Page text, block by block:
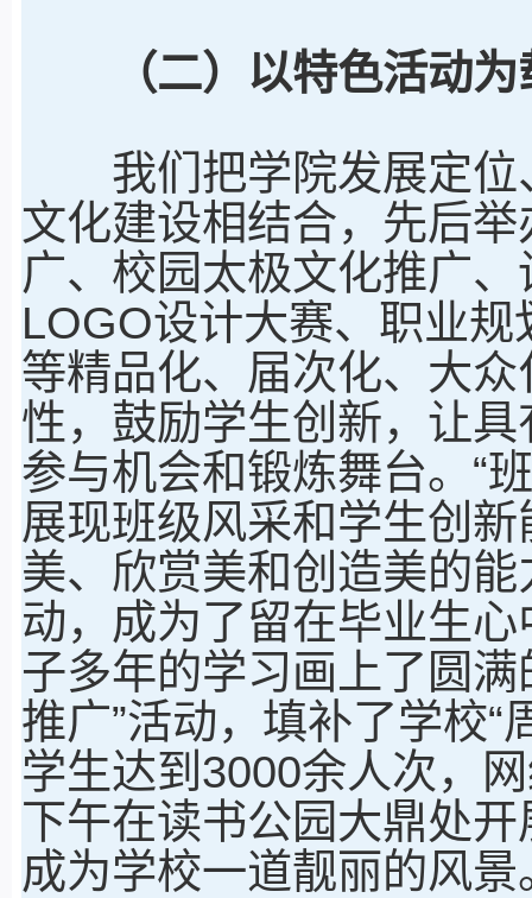
（二）以特色活动为
我们把学院发展定位
文化建设相结合，先后
广、校园太极文化推广
LOGO设计大赛、职业
等精品化、届次化、大
性，鼓励学生创新，让
参与机会和锻炼舞台。“
展现班级风采和学生创
美、欣赏美和创造美的能
动，成为了留在毕业生
子多年的学习画上了圆
推广”活动，填补了学校“
学生达到3000余人次，
下午在读书公园大鼎处开
成为学校一道靓丽的风景